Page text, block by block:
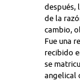
después,
de la
cambio,
Fue una
recibido
se
angelical